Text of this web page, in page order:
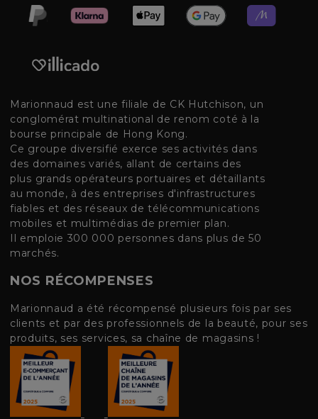
Marionnaud est une filiale de CK Hutchison, un
conglomérat multinational de renom coté à la
bourse principale de Hong Kong.
Ce groupe diversifié exerce ses activités dans
des domaines variés, allant de certains des
plus grands opérateurs portuaires et détaillants
au monde, à des entreprises d'infrastructures
fiables et des réseaux de télécommunications
mobiles et multimédias de premier plan.
Il emploie 300 000 personnes dans plus de 50
marchés.
NOS RÉCOMPENSES
Marionnaud a été récompensé plusieurs fois par ses
clients et par des professionnels de la beauté, pour ses
produits, ses services, sa chaîne de magasins !